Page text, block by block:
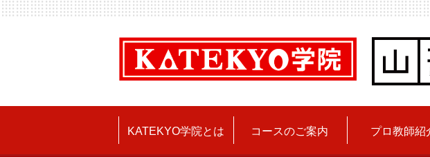
KATEKYO学院とは コースのご案内 プロ教師紹